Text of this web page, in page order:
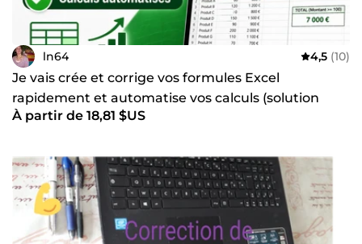
ln64 4,5 (10)
Je vais crée et corrige vos formules Excel
rapidement et automatise vos calculs (solution
simple et fiable)
À partir de 18,81 $US